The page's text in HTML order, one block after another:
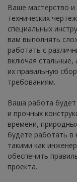
Ваше мастерство
технических
специальных
вам выполнять
работать с
включая стальные,
их правильную
требованиям.
Ваша работа
и прочных
времени,
будете работать в
такими как
обеспечить
проекта.